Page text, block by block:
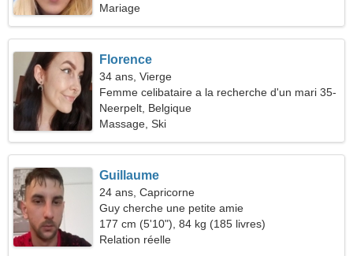
Mariage
Florence
34 ans, Vierge
Femme celibataire a la recherche d'un mari 35-
46
Neerpelt, Belgique
Massage, Ski
Guillaume
24 ans, Capricorne
Guy cherche une petite amie
177 cm (5'10"), 84 kg (185 livres)
Relation réelle